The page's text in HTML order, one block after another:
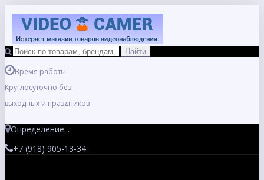
Время работы:
Круглосуточно без
выходных и праздников
Определение...
+7 (918) 905-13-34